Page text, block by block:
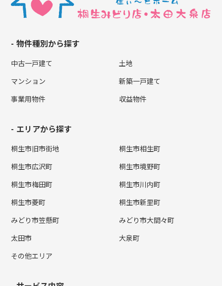
物件種別から探す
中古一戸建て
土地
マンション
新築一戸建て
事業用物件
収益物件
エリアから探す
桐生市旧市街地
桐生市相生町
桐生市広沢町
桐生市境野町
桐生市梅田町
桐生市川内町
桐生市菱町
桐生市新里町
みどり市笠懸町
みどり市大間々町
太田市
大泉町
その他エリア